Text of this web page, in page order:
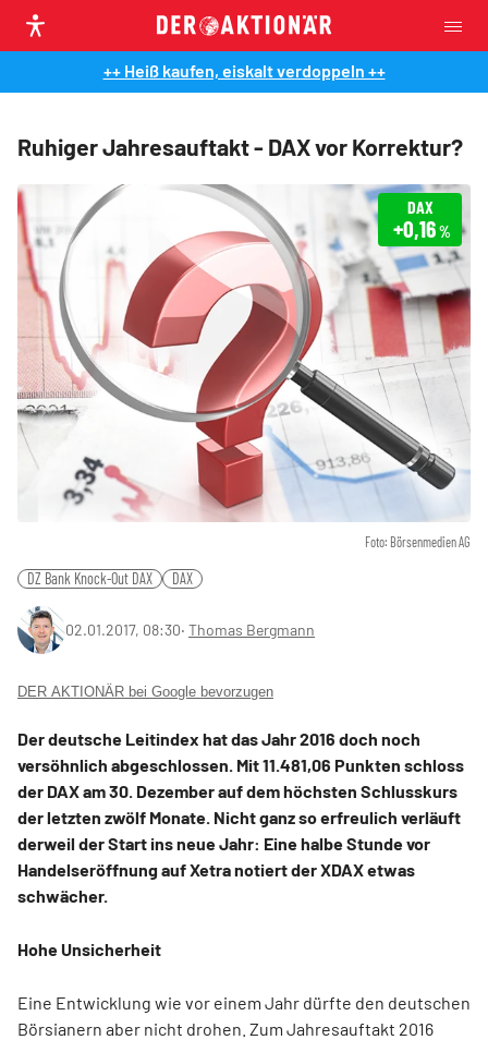
++ Heiß kaufen, eiskalt verdoppeln ++
Ruhiger Jahresauftakt - DAX vor Korrektur?
Foto: Börsenmedien AG
DAX
+0,16%
DZ Bank Knock-Out DAX DAX
02.01.2017, 08:30‧ Thomas Bergmann
DER AKTIONÄR bei Google bevorzugen
Der deutsche Leitindex hat das Jahr 2016 doch noch
versöhnlich abgeschlossen. Mit 11.481,06 Punkten schloss
der DAX am 30. Dezember auf dem höchsten Schlusskurs
der letzten zwölf Monate. Nicht ganz so erfreulich verläuft
derweil der Start ins neue Jahr: Eine halbe Stunde vor
Handelseröffnung auf Xetra notiert der XDAX etwas
schwächer.
Hohe Unsicherheit
Eine Entwicklung wie vor einem Jahr dürfte den deutschen
Börsianern aber nicht drohen. Zum Jahresauftakt 2016